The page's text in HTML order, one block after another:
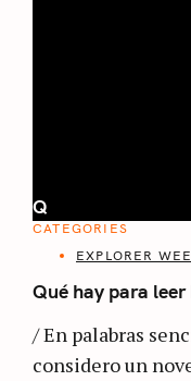
Q
CATEGORIES
EXPLORER
Qué hay para
/ En palabras
considero un